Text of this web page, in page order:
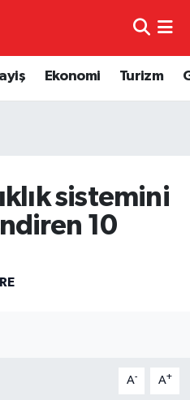
Ekonomi Turizm
sistemini
10
A- A+
Policy